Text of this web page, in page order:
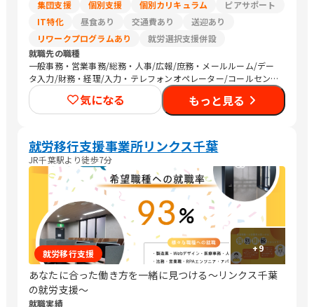
集団支援 個別支援 個別カリキュラム
ピアサポート
IT特化
昼食あり 交通費あり
送迎あり
リワークプログラムあり
就労選択支援併設
就職先の職種
一般事務・営業事務/総務・人事/広報/庶務・メールルーム/デー
タ入力/財務・経理/入力・テレフォンオペレーター/コールセンタ
ー/その他事務/梱包作業/検品/組立・組付け/その他軽作業/その
他営業/販売スタッフ・接客/バックヤード・商品管理/その他販
売/編集者/Web制作/DTPオペレーター/その他クリエイティブ/デ
ンジニア/ネットワークエンジニア/社内情報システム/その他IT/ヘ
ルプデスク/ヘルスキーパー/看護師/介護職員・ヘルパー/清掃/警
備
気になる もっと見る
就労移行支援事業所リンクス千葉
JR千葉駅より徒歩7分
+9
就労移行支援
あなたに合った働き方を一緒に見つける〜リンクス千葉
の就労支援〜
就職実績